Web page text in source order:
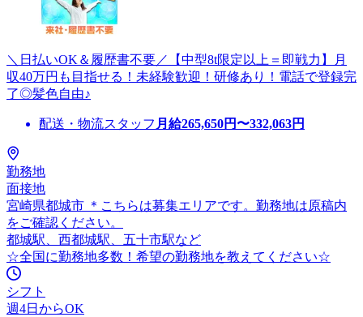
＼日払いOK＆履歴書不要／【中型8t限定以上＝即戦力】月
収40万円も目指せる！未経験歓迎！研修あり！電話で登録完
了◎髪色自由♪
配送・物流スタッフ 月給265,650円〜332,063円
勤務地
面接地
宮崎県都城市 ＊こちらは募集エリアです。勤務地は原稿内
をご確認ください。
都城駅、西都城駅、五十市駅など
☆全国に勤務地多数！希望の勤務地を教えてください☆
シフト
週4日からOK